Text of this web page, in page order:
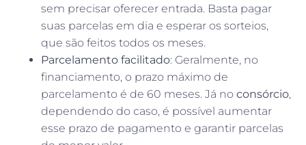
sem precisar oferecer entrada. Basta pagar
suas parcelas em dia e esperar os sorteios,
que são feitos todos os meses.
Parcelamento facilitado: Geralmente, no
financiamento, o prazo máximo de
parcelamento é de 60 meses. Já no consórcio,
dependendo do caso, é possível aumentar
esse prazo de pagamento e garantir parcelas